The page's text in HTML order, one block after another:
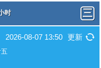
时
2026-08-07 13:50 更新